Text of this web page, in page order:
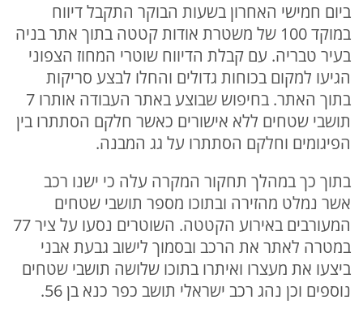
ביום חמישי האחרון בשעות הבוקר התקבל דיווח
במוקד 100 של משטרת אודות קטטה בתוך אתר בניה
בעיר טבריה. עם קבלת הדיווח שוטרי המחוז הצפוני
הגיעו למקום בכוחות גדולים והחלו לבצע סריקות
בתוך האתר. בחיפוש שבוצע באתר העבודה אותרו 7
תושבי שטחים ללא אישורים כאשר חלקם הסתתרו בין
הפיגומים וחלקם הסתתרו על גג המבנה.
בתוך כך במהלך תחקור המקרה עלה כי ישנו רכב
אשר נמלט מהזירה ובתוכו מספר תושבי שטחים
המעורבים באירוע הקטטה. השוטרים נסעו על ציר 77
במטרה לאתר את הרכב ובסמוך לישוב גבעת אבני
ביצעו את מעצרו ואיתרו בתוכו שלושה תושבי שטחים
נוספים וכן נהג רכב ישראלי תושב כפר כנא בן 56.